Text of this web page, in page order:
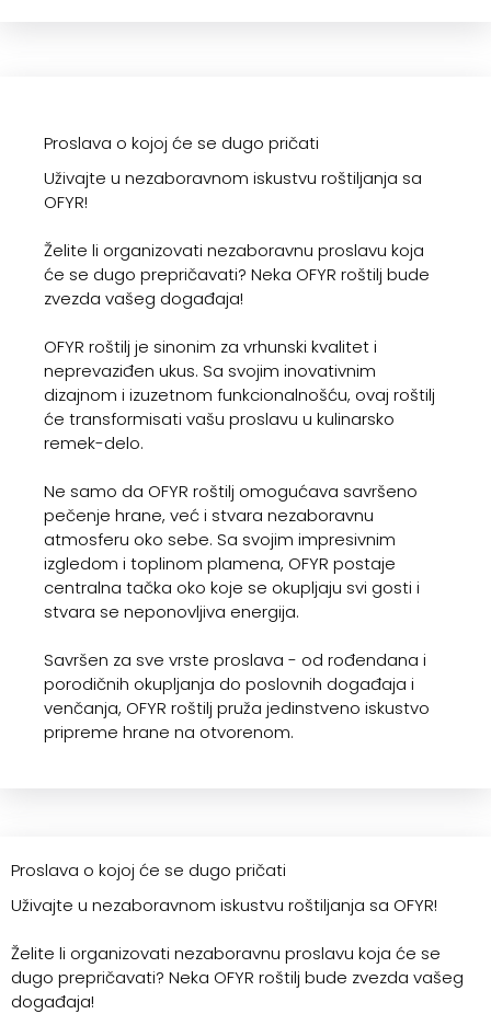
Proslava o kojoj će se dugo pričati
Uživajte u nezaboravnom iskustvu roštiljanja sa
OFYR!
Želite li organizovati nezaboravnu proslavu koja
će se dugo prepričavati? Neka OFYR roštilj bude
zvezda vašeg događaja!
OFYR roštilj je sinonim za vrhunski kvalitet i
neprevaziđen ukus. Sa svojim inovativnim
dizajnom i izuzetnom funkcionalnošću, ovaj roštilj
će transformisati vašu proslavu u kulinarsko
remek-delo.
Ne samo da OFYR roštilj omogućava savršeno
pečenje hrane, već i stvara nezaboravnu
atmosferu oko sebe. Sa svojim impresivnim
izgledom i toplinom plamena, OFYR postaje
centralna tačka oko koje se okupljaju svi gosti i
stvara se neponovljiva energija.
Savršen za sve vrste proslava - od rođendana i
porodičnih okupljanja do poslovnih događaja i
venčanja, OFYR roštilj pruža jedinstveno iskustvo
pripreme hrane na otvorenom.
Proslava o kojoj će se dugo pričati
Uživajte u nezaboravnom iskustvu roštiljanja sa OFYR!
Želite li organizovati nezaboravnu proslavu koja će se
dugo prepričavati? Neka OFYR roštilj bude zvezda vašeg
događaja!